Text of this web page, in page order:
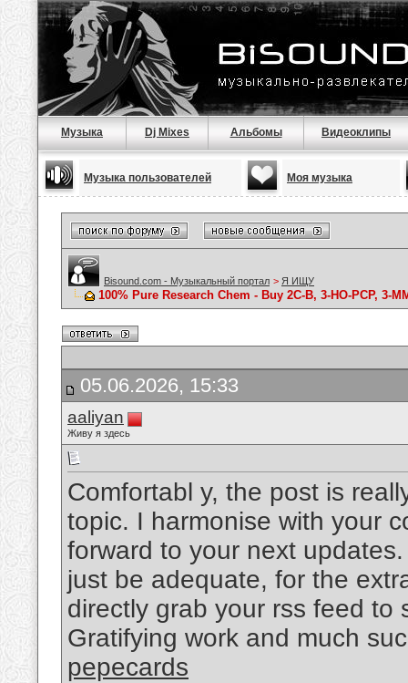
Музыка Dj Mixes Альбомы Видеоклипы
Музыка пользователей Моя музыка
Bisound.com - Музыкальный портал > Я ИЩУ
100% Pure Research Chem - Buy 2C-B, 3-HO-PCP, 3-
05.06.2026, 15:33
aaliyan
Живу я здесь
Comfortabl y, the post is
topic. I harmonise with your
forward to your next
just be adequate, for the
directly grab your rss feed to
Gratifying work and much
pepecards